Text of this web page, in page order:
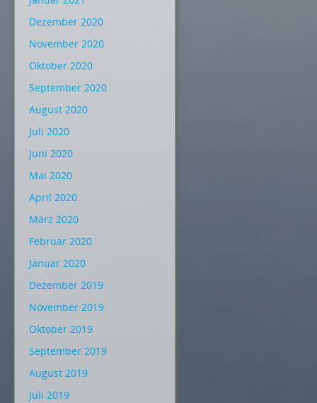
Dezember 2020
November 2020
Oktober 2020
September 2020
August 2020
Juli 2020
Juni 2020
Mai 2020
April 2020
März 2020
Februar 2020
Januar 2020
Dezember 2019
November 2019
Oktober 2019
September 2019
August 2019
Juli 2019